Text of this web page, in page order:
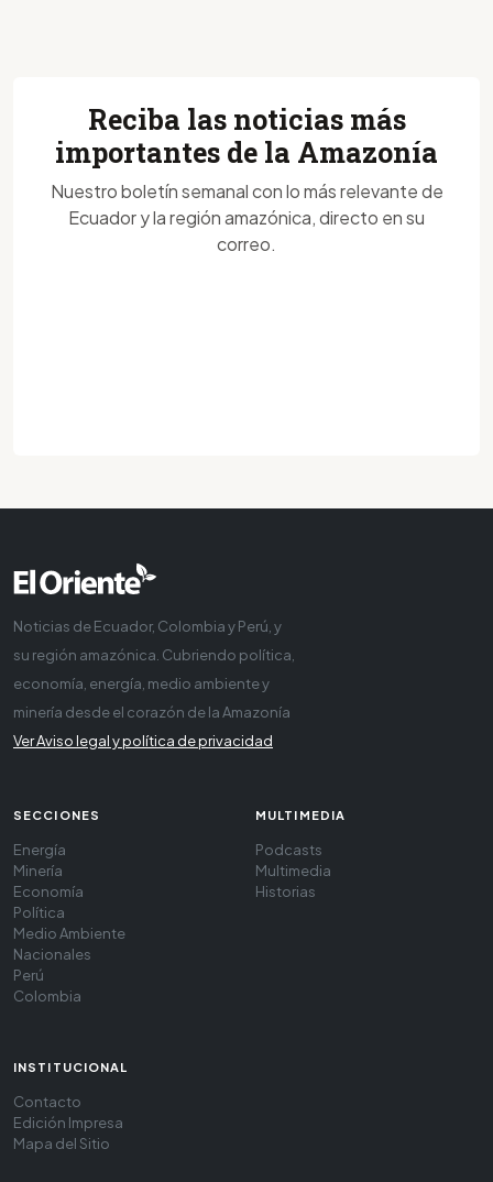
Reciba las noticias más
importantes de la Amazonía
Nuestro boletín semanal con lo más relevante de
Ecuador y la región amazónica, directo en su
correo.
Noticias de Ecuador, Colombia y Perú, y
su región amazónica. Cubriendo política,
economía, energía, medio ambiente y
minería desde el corazón de la Amazonía
Ver Aviso legal y política de privacidad
SECCIONES
Energía
Minería
Economía
Política
Medio Ambiente
Nacionales
Perú
Colombia
MULTIMEDIA
Podcasts
Multimedia
Historias
INSTITUCIONAL
Contacto
Edición Impresa
Mapa del Sitio